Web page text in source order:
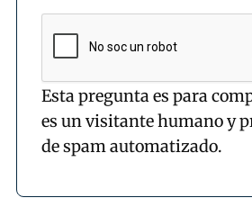
Esta pregunta es para
es un visitante humano y
de spam automatizado.